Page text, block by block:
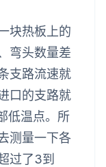
块热板上的
弯头数量差
支路流速就
口的支路就
低温点。所
测量一下各
过了3到